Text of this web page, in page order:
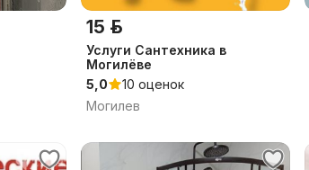
15 р.
Услуги Сантехника в
Могилёве
5,0
10 оценок
Могилев